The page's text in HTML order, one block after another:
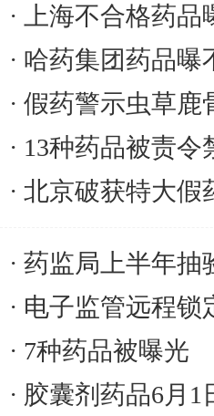
上海不合格药
哈药集团药品曝
假药警示虫草鹿
13种药品被责令
北京破获特大假
药监局上半年抽
电子监管远程锁
7种药品被曝光
胶囊剂药品6月